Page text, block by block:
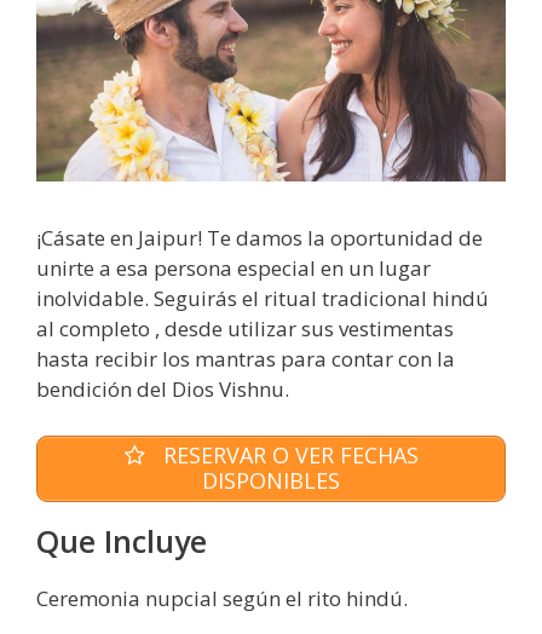
¡Cásate en Jaipur! Te damos la oportunidad de
unirte a esa persona especial en un lugar
inolvidable. Seguirás el ritual tradicional hindú
al completo , desde utilizar sus vestimentas
hasta recibir los mantras para contar con la
bendición del Dios Vishnu.
RESERVAR O VER FECHAS
DISPONIBLES
Que Incluye
Ceremonia nupcial según el rito hindú.